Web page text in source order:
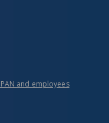
and employees